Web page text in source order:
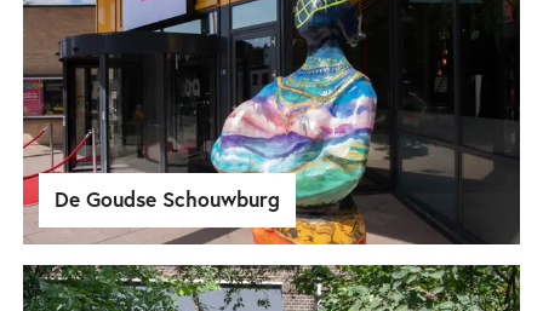
De Goudse Schouwburg